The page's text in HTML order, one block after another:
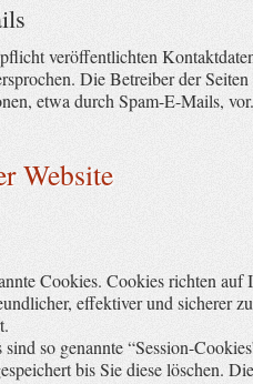
veröffentlichten
Die Betreiber der
etwa durch Spam-E-Mails, vor.
Website
Cookies. Cookies richten
effektiver und sicherer
so genannte “Session-
bis Sie diese löschen.